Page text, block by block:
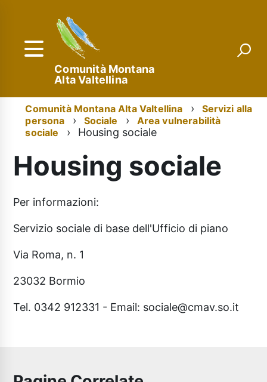
principale
Comunità Montana
Alta Valtellina
Menu
navigazione
Briciole
di
Comunità Montana Alta Valtellina
Servizi alla
persona
Sociale
Area vulnerabilità
sociale
Housing sociale
Housing sociale
Per informazioni:
Servizio sociale di base dell'Ufficio di piano
Via Roma, n. 1
23032 Bormio
Tel. 0342 912331 - Email: sociale@cmav.so.it